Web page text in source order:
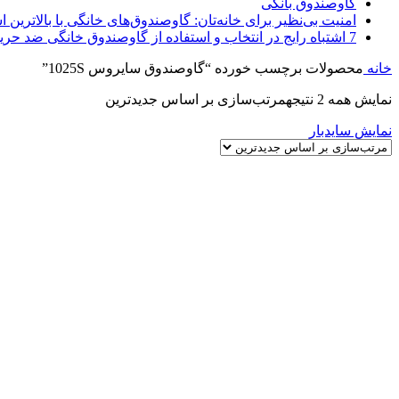
گاوصندوق بانکی
امنیت بی‌نظیر برای خانه‌تان: گاوصندوق‌های خانگی با بالاترین
7 اشتباه رایج در انتخاب و استفاده از گاوصندوق خانگی ضد حریق
خانه محصولات برچسب خورده “گاوصندوق سایروس 1025S”
نمایش همه 2 نتیجه مرتب‌سازی بر اساس جدیدترین
نمایش سایدبار